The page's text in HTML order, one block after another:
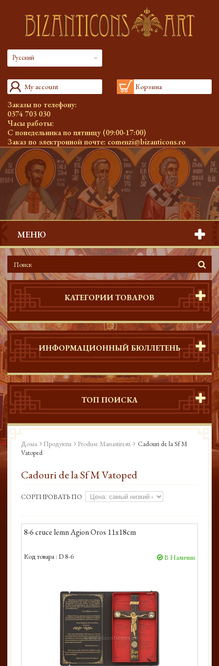
Русский
My account Корзина
Заказы по телефону:
0374 703 030
Часы работы:
С понедельника по пятницу (09:00-17:00)
Заказ по электронной почте: comenzi@bizanticons.ro
МЕНЮ
КАТЕГОРИИ ТОВАРОВ
ИНФОРМАЦИОННЫЙ БЮЛЛЕТЕНЬ
ТОП ПОИСКА
Дома Продукты Produse Manastiresti
Cadouri de la Sf M
Vatoped
Cadouri de la Sf M Vatoped
СОРТИРОВАТЬ ПО
8-6 cruce lemn Agion Oros 11x18cm
Код товара : D 8-6 В Наличии